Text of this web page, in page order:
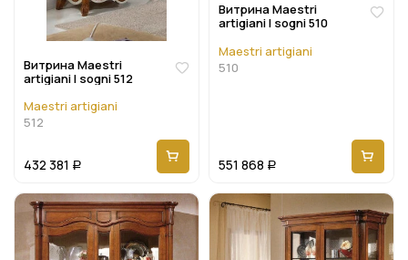
Витрина Maestri
artigiani I sogni 512
Maestri artigiani
512
432 381 Р
Витрина Maestri
artigiani I sogni 510
Maestri artigiani
510
551 868 Р